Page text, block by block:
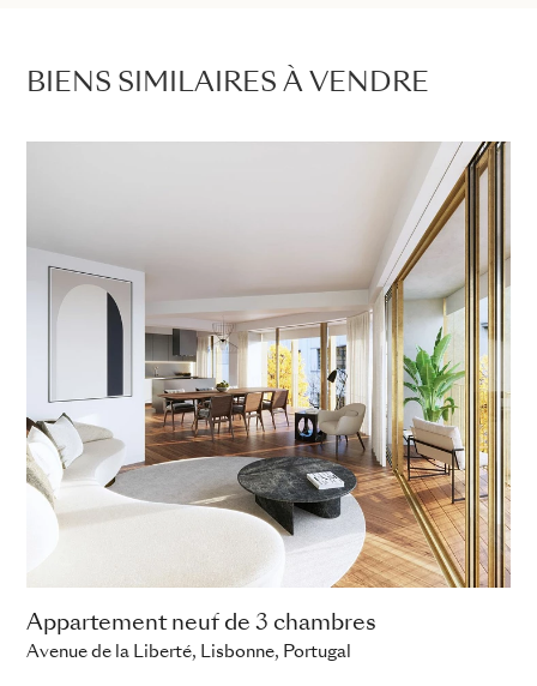
BIENS SIMILAIRES À VENDRE
Appartement neuf de 3 chambres
Avenue de la Liberté, Lisbonne, Portugal